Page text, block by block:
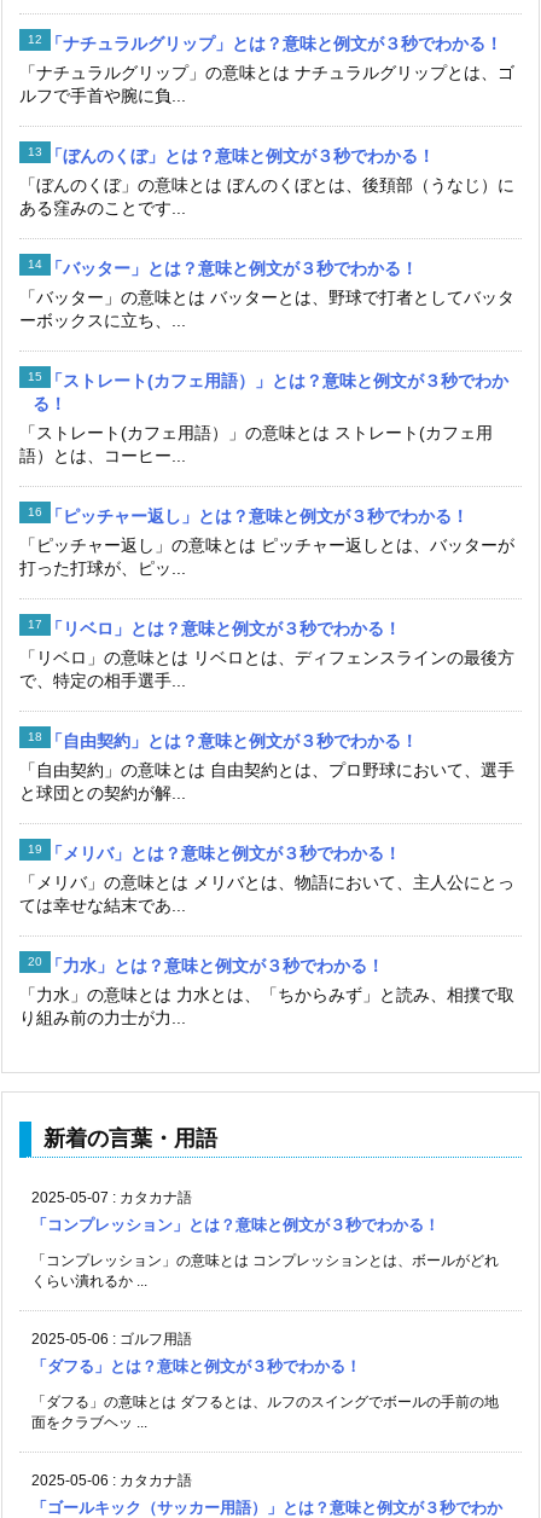
「ナチュラルグリップ」とは？意味と例文が３秒でわかる！
「ナチュラルグリップ」の意味とは ナチュラルグリップとは、ゴ
ルフで手首や腕に負...
「ぼんのくぼ」とは？意味と例文が３秒でわかる！
「ぼんのくぼ」の意味とは ぼんのくぼとは、後頚部（うなじ）に
ある窪みのことです...
「バッター」とは？意味と例文が３秒でわかる！
「バッター」の意味とは バッターとは、野球で打者としてバッタ
ーボックスに立ち、...
「ストレート(カフェ用語）」とは？意味と例文が３秒でわか
る！
「ストレート(カフェ用語）」の意味とは ストレート(カフェ用
語）とは、コーヒー...
「ピッチャー返し」とは？意味と例文が３秒でわかる！
「ピッチャー返し」の意味とは ピッチャー返しとは、バッターが
打った打球が、ピッ...
「リベロ」とは？意味と例文が３秒でわかる！
「リベロ」の意味とは リベロとは、ディフェンスラインの最後方
で、特定の相手選手...
「自由契約」とは？意味と例文が３秒でわかる！
「自由契約」の意味とは 自由契約とは、プロ野球において、選手
と球団との契約が解...
「メリバ」とは？意味と例文が３秒でわかる！
「メリバ」の意味とは メリバとは、物語において、主人公にとっ
ては幸せな結末であ...
「力水」とは？意味と例文が３秒でわかる！
「力水」の意味とは 力水とは、「ちからみず」と読み、相撲で取
り組み前の力士が力...
新着の言葉・用語
2025-05-07 : カタカナ語
「コンプレッション」とは？意味と例文が３秒でわかる！
「コンプレッション」の意味とは コンプレッションとは、ボールがどれ
くらい潰れるか ...
2025-05-06 : ゴルフ用語
「ダフる」とは？意味と例文が３秒でわかる！
「ダフる」の意味とは ダフるとは、ルフのスイングでボールの手前の地
面をクラブヘッ ...
2025-05-06 : カタカナ語
「ゴールキック（サッカー用語）」とは？意味と例文が３秒でわか